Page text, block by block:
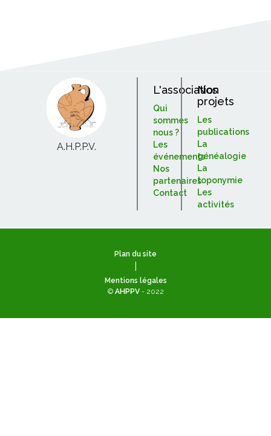
A.H.P.P.V.
L'association
Qui
sommes
nous ?
Les
événements
Nos
partenaires
Contact
Nos
projets
Les
publications
La
généalogie
La
toponymie
Les
activités
Plan du site
Mentions légales
© AHPPV- 2022